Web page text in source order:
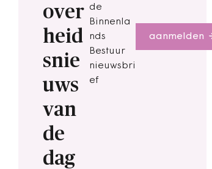
over
heid
snie
uws
van
de
dag
de
Binnenla
nds
Bestuur
nieuwsbri
ef
aanmelden